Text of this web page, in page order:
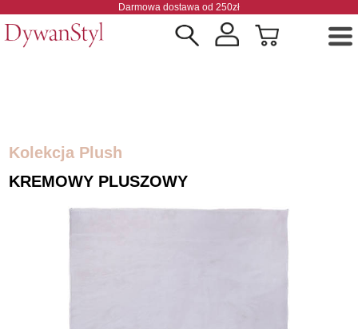
Darmowa dostawa od 250zł
Kolekcja Plush
KREMOWY PLUSZOWY